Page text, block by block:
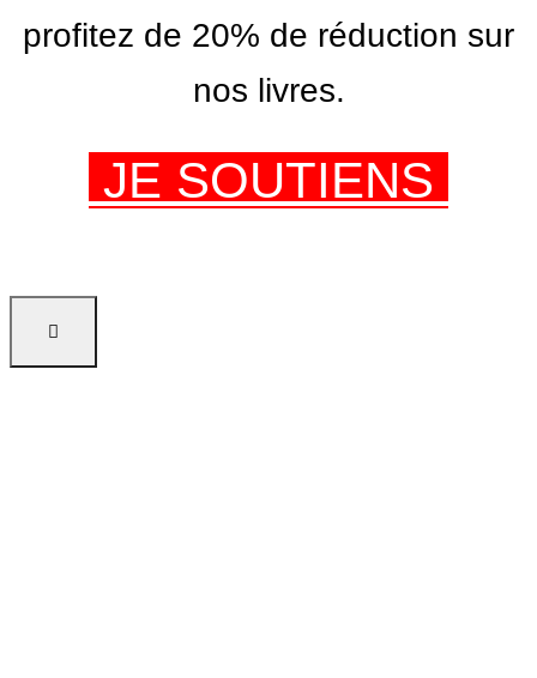
profitez de 20% de réduction sur
nos livres.
JE SOUTIENS